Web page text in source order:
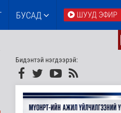
БУСАД ШУУД ЭФИР
Бидэнтэй нэгдээрэй: